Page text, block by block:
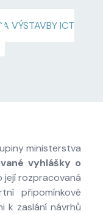
VÝSTAVBY ICT
ministerstva
vyhlášky o
její rozpracovaná
připomínkové
k zaslání návrhů